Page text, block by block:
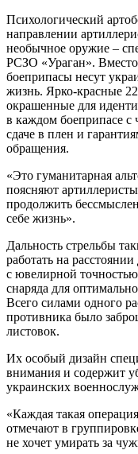
Психологический
направлении
необычное оружие –
РСЗО «Ураган». Вместо
боеприпасы несут
жизнь. Ярко-красные
окрашенные для
в каждом боеприпасе с
сдаче в плен и
обращения.
«Это гуманитарная
поясняют
продолжить
себе жизнь».
Дальность стрельбы
работать на
с ювелирной
снаряда для
Всего силами одного
противника было
листовок.
Их особый дизайн
внимания и содержит
украинских
«Каждая такая
отмечают в
не хочет умирать за